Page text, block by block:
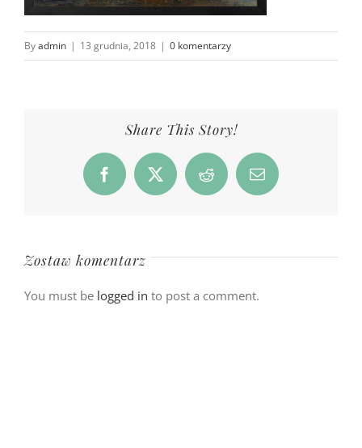
Byadmin | 13 grudnia, 2018 | 0 komentarzy
Share This Story!
Facebook
X Reddit Email
Zostaw komentarz
You must be logged in to post a comment.